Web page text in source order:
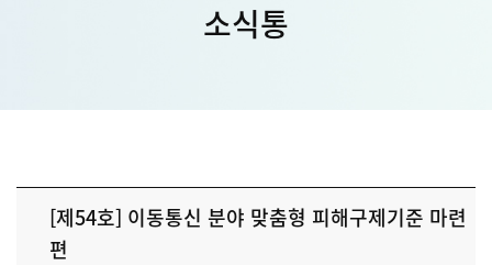
소식통
[제54호] 이동통신 분야 맞춤형 피해구제기준 마련
편